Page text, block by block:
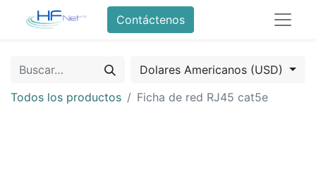
Contáctenos
Dolares Americanos (USD)
Todos los productos
Ficha de red RJ45 cat5e